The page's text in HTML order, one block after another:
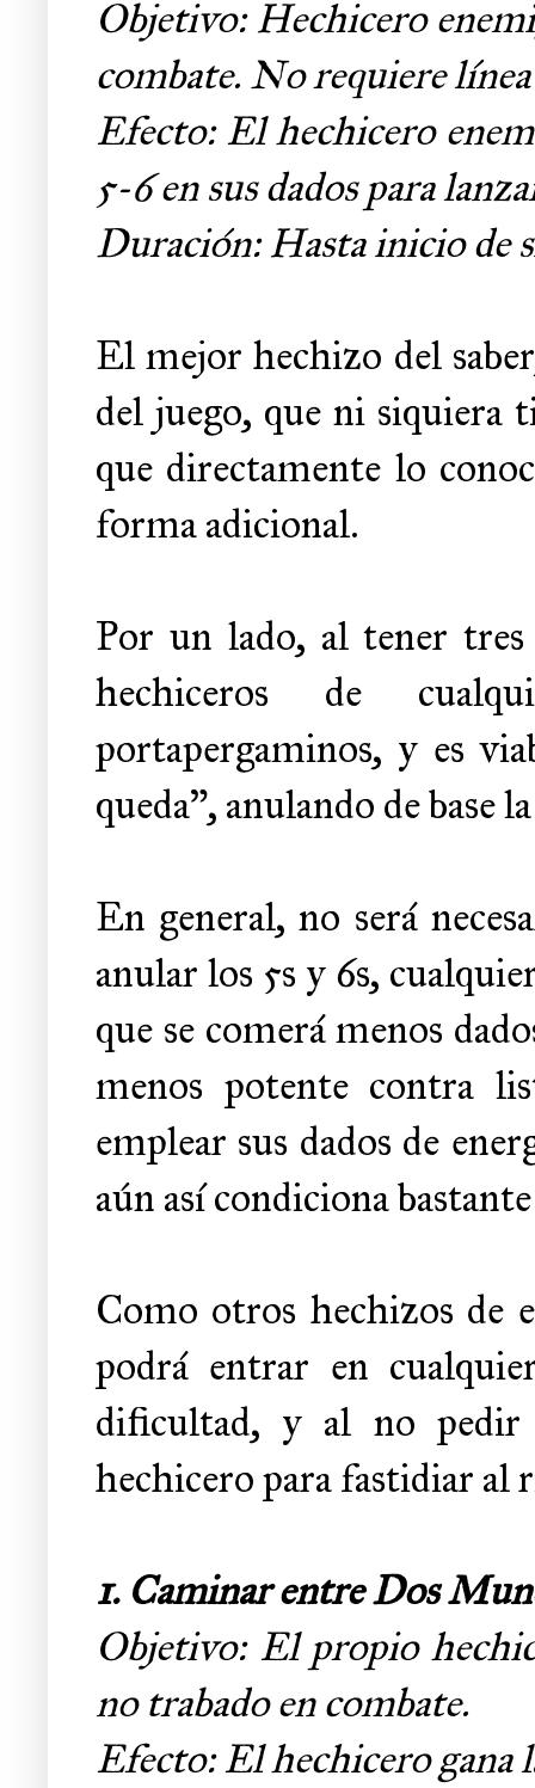
Objetivo: Hechicero
combate. No requiere
Efecto: El hechicero
5-6 en sus dados para
Duración: Hasta inicio de
El mejor hechizo del
del juego, que ni siquiera
que directamente lo
forma adicional.
Por un lado, al tener
hechiceros de
portapergaminos, y es
queda", anulando de base
En general, no será
anular los 5s y 6s,
que se comerá menos
menos potente contra
emplear sus dados de
aún así condiciona
Como otros hechizos de
podrá entrar en
dificultad, y al no pedir
hechicero para fastidiar al
1. Caminar entre Dos
Objetivo: El propio
no trabado en combate.
Efecto: El hechicero gana